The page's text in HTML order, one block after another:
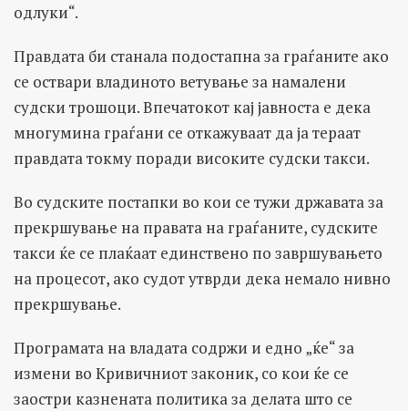
одлуки“.
Правдата би станала подостапна за граѓаните ако
се оствари владиното ветување за намалени
судски трошоци. Впечатокот кај јавноста е дека
многумина граѓани се откажуваат да ја тераат
правдата токму поради високите судски такси.
Во судските постапки во кои се тужи државата за
прекршување на правата на граѓаните, судските
такси ќе се плаќаат единствено по завршувањето
на процесот, ако судот утврди дека немало нивно
прекршување.
Програмата на владата содржи и едно „ќе“ за
измени во Кривичниот законик, со кои ќе се
заостри казнената политика за делата што се